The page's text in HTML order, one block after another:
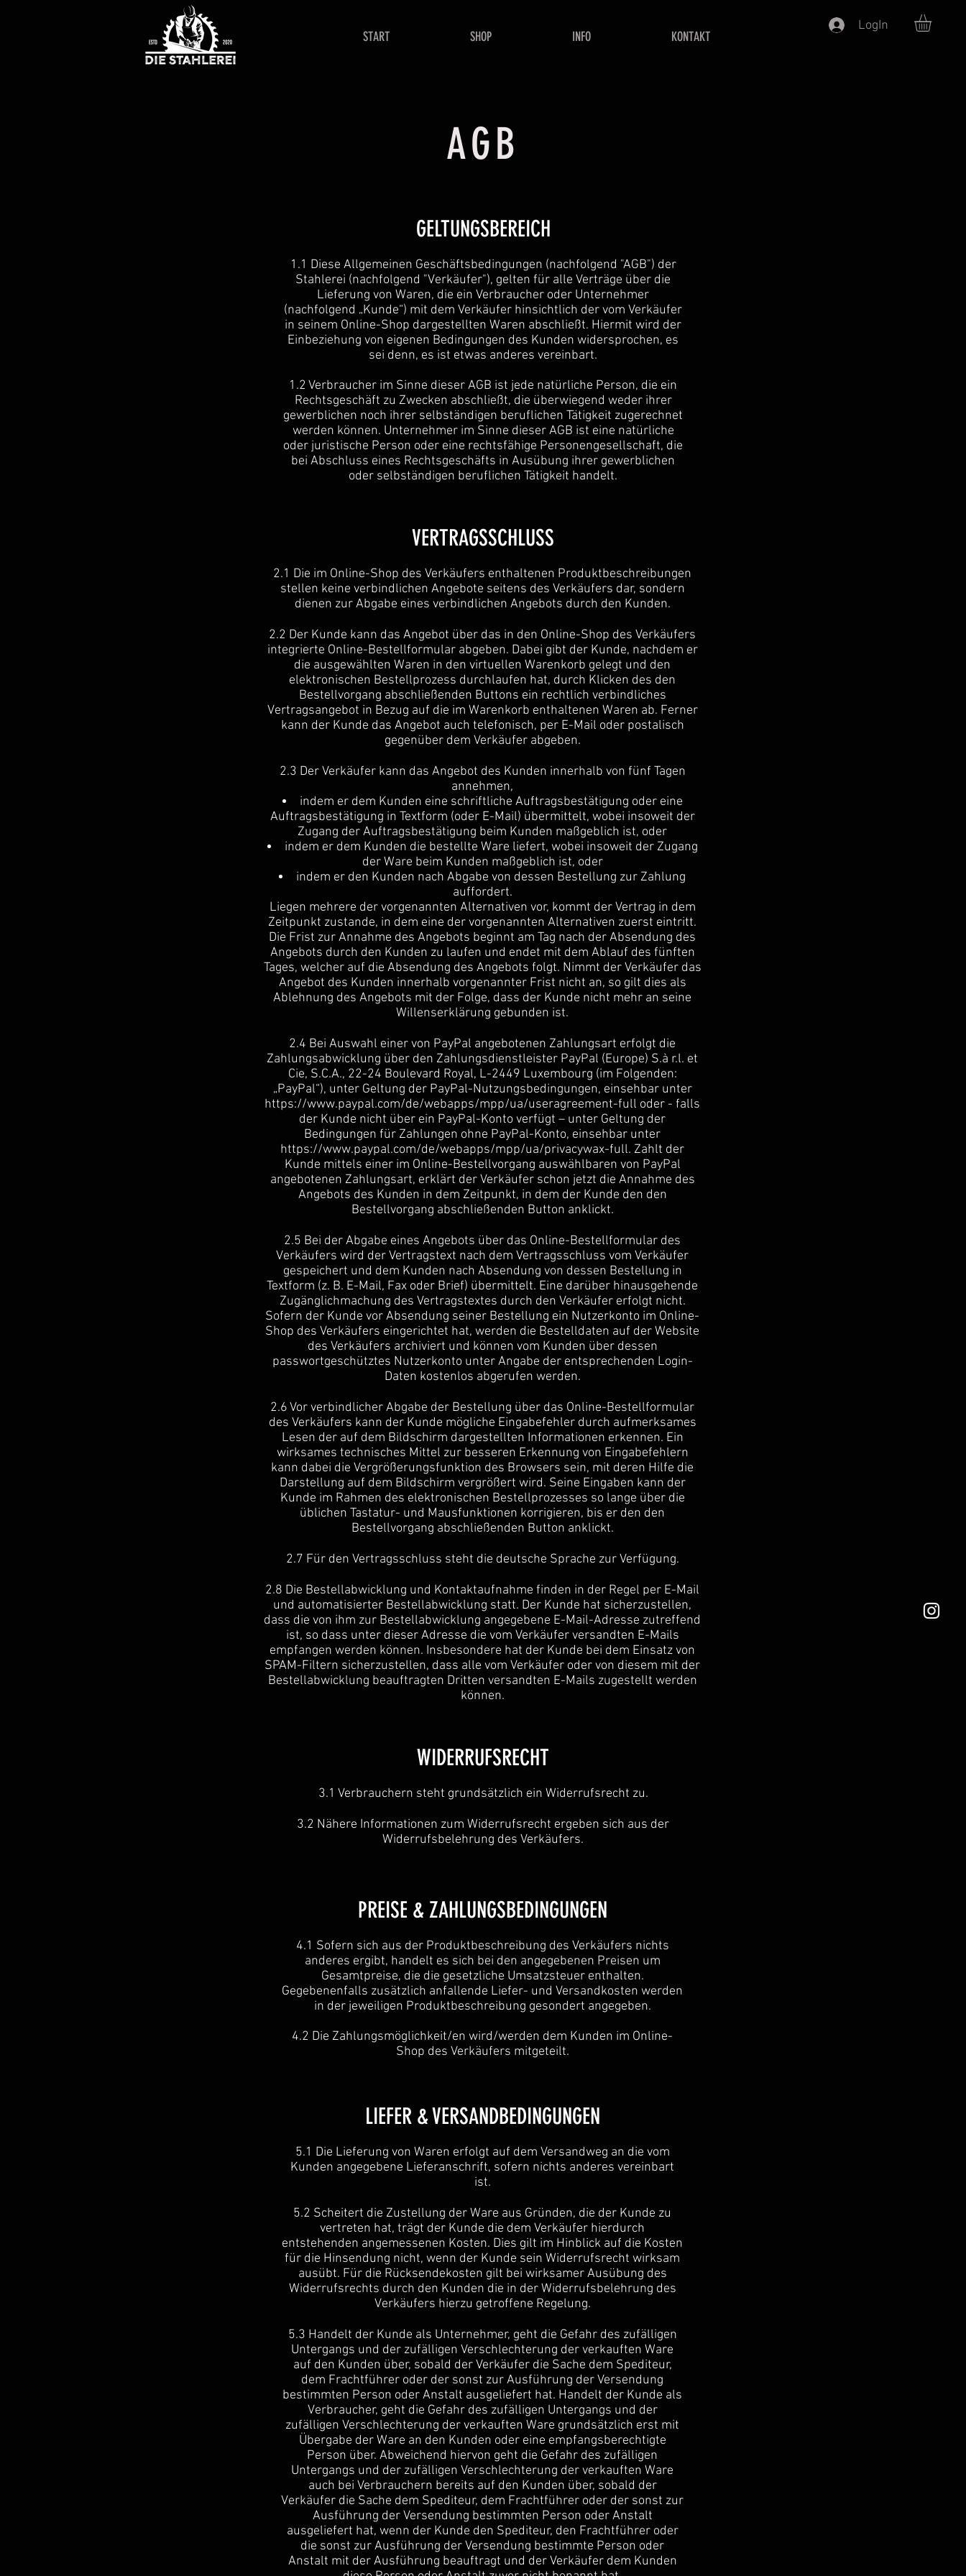
START SHOP INFO KONTAKT
LogIn
AGB
GELTUNGSBEREICH
1.1 Diese Allgemeinen Geschäftsbedingungen (nachfolgend "AGB") der
Stahlerei (nachfolgend "Verkäufer"), gelten für alle Verträge über die
Lieferung von Waren, die ein Verbraucher oder Unternehmer
(nachfolgend „Kunde“) mit dem Verkäufer hinsichtlich der vom Verkäufer
in seinem Online-Shop dargestellten Waren abschließt. Hiermit wird der
Einbeziehung von eigenen Bedingungen des Kunden widersprochen, es
sei denn, es ist etwas anderes vereinbart.
1.2 Verbraucher im Sinne dieser AGB ist jede natürliche Person, die ein
Rechtsgeschäft zu Zwecken abschließt, die überwiegend weder ihrer
gewerblichen noch ihrer selbständigen beruflichen Tätigkeit zugerechnet
werden können. Unternehmer im Sinne dieser AGB ist eine natürliche
oder juristische Person oder eine rechtsfähige Personengesellschaft, die
bei Abschluss eines Rechtsgeschäfts in Ausübung ihrer gewerblichen
oder selbständigen beruflichen Tätigkeit handelt.
VERTRAGSSCHLUSS
2.1 Die im Online-Shop des Verkäufers enthaltenen Produktbeschreibungen
stellen keine verbindlichen Angebote seitens des Verkäufers dar, sondern
dienen zur Abgabe eines verbindlichen Angebots durch den Kunden.
2.2 Der Kunde kann das Angebot über das in den Online-Shop des Verkäufers
integrierte Online-Bestellformular abgeben. Dabei gibt der Kunde, nachdem er
die ausgewählten Waren in den virtuellen Warenkorb gelegt und den
elektronischen Bestellprozess durchlaufen hat, durch Klicken des den
Bestellvorgang abschließenden Buttons ein rechtlich verbindliches
Vertragsangebot in Bezug auf die im Warenkorb enthaltenen Waren ab. Ferner
kann der Kunde das Angebot auch telefonisch, per E-Mail oder postalisch
gegenüber dem Verkäufer abgeben.
2.3 Der Verkäufer kann das Angebot des Kunden innerhalb von fünf Tagen
annehmen,
indem er dem Kunden eine schriftliche Auftragsbestätigung oder eine
Auftragsbestätigung in Textform (oder E-Mail) übermittelt, wobei insoweit der
Zugang der Auftragsbestätigung beim Kunden maßgeblich ist, oder
indem er dem Kunden die bestellte Ware liefert, wobei insoweit der Zugang
der Ware beim Kunden maßgeblich ist, oder
indem er den Kunden nach Abgabe von dessen Bestellung zur Zahlung
auffordert.
Liegen mehrere der vorgenannten Alternativen vor, kommt der Vertrag in dem
Zeitpunkt zustande, in dem eine der vorgenannten Alternativen zuerst eintritt.
Die Frist zur Annahme des Angebots beginnt am Tag nach der Absendung des
Angebots durch den Kunden zu laufen und endet mit dem Ablauf des fünften
Tages, welcher auf die Absendung des Angebots folgt. Nimmt der Verkäufer das
Angebot des Kunden innerhalb vorgenannter Frist nicht an, so gilt dies als
Ablehnung des Angebots mit der Folge, dass der Kunde nicht mehr an seine
Willenserklärung gebunden ist.
2.4 Bei Auswahl einer von PayPal angebotenen Zahlungsart erfolgt die
Zahlungsabwicklung über den Zahlungsdienstleister PayPal (Europe) S.à r.l. et
Cie, S.C.A., 22-24 Boulevard Royal, L-2449 Luxembourg (im Folgenden:
„PayPal“), unter Geltung der PayPal-Nutzungsbedingungen, einsehbar unter
https://www.paypal.com/de/webapps/mpp/ua/useragreement-full oder - falls
der Kunde nicht über ein PayPal-Konto verfügt – unter Geltung der
Bedingungen für Zahlungen ohne PayPal-Konto, einsehbar unter
https://www.paypal.com/de/webapps/mpp/ua/privacywax-full. Zahlt der
Kunde mittels einer im Online-Bestellvorgang auswählbaren von PayPal
angebotenen Zahlungsart, erklärt der Verkäufer schon jetzt die Annahme des
Angebots des Kunden in dem Zeitpunkt, in dem der Kunde den den
Bestellvorgang abschließenden Button anklickt.
2.5 Bei der Abgabe eines Angebots über das Online-Bestellformular des
Verkäufers wird der Vertragstext nach dem Vertragsschluss vom Verkäufer
gespeichert und dem Kunden nach Absendung von dessen Bestellung in
Textform (z. B. E-Mail, Fax oder Brief) übermittelt. Eine darüber hinausgehende
Zugänglichmachung des Vertragstextes durch den Verkäufer erfolgt nicht.
Sofern der Kunde vor Absendung seiner Bestellung ein Nutzerkonto im Online-
Shop des Verkäufers eingerichtet hat, werden die Bestelldaten auf der Website
des Verkäufers archiviert und können vom Kunden über dessen
passwortgeschütztes Nutzerkonto unter Angabe der entsprechenden Login-
Daten kostenlos abgerufen werden.
2.6 Vor verbindlicher Abgabe der Bestellung über das Online-Bestellformular
des Verkäufers kann der Kunde mögliche Eingabefehler durch aufmerksames
Lesen der auf dem Bildschirm dargestellten Informationen erkennen. Ein
wirksames technisches Mittel zur besseren Erkennung von Eingabefehlern
kann dabei die Vergrößerungsfunktion des Browsers sein, mit deren Hilfe die
Darstellung auf dem Bildschirm vergrößert wird. Seine Eingaben kann der
Kunde im Rahmen des elektronischen Bestellprozesses so lange über die
üblichen Tastatur- und Mausfunktionen korrigieren, bis er den den
Bestellvorgang abschließenden Button anklickt.
2.7 Für den Vertragsschluss steht die deutsche Sprache zur Verfügung.
2.8 Die Bestellabwicklung und Kontaktaufnahme finden in der Regel per E-Mail
und automatisierter Bestellabwicklung statt. Der Kunde hat sicherzustellen,
dass die von ihm zur Bestellabwicklung angegebene E-Mail-Adresse zutreffend
ist, so dass unter dieser Adresse die vom Verkäufer versandten E-Mails
empfangen werden können. Insbesondere hat der Kunde bei dem Einsatz von
SPAM-Filtern sicherzustellen, dass alle vom Verkäufer oder von diesem mit der
Bestellabwicklung beauftragten Dritten versandten E-Mails zugestellt werden
können.
WIDERRUFSRECHT
3.1 Verbrauchern steht grundsätzlich ein Widerrufsrecht zu.
3.2 Nähere Informationen zum Widerrufsrecht ergeben sich aus der
Widerrufsbelehrung des Verkäufers.
PREISE & ZAHLUNGSBEDINGUNGEN
4.1 Sofern sich aus der Produktbeschreibung des Verkäufers nichts
anderes ergibt, handelt es sich bei den angegebenen Preisen um
Gesamtpreise, die die gesetzliche Umsatzsteuer enthalten.
Gegebenenfalls zusätzlich anfallende Liefer- und Versandkosten werden
in der jeweiligen Produktbeschreibung gesondert angegeben.
4.2 Die Zahlungsmöglichkeit/en wird/werden dem Kunden im Online-
Shop des Verkäufers mitgeteilt.
LIEFER & VERSANDBEDINGUNGEN
5.1 Die Lieferung von Waren erfolgt auf dem Versandweg an die vom
Kunden angegebene Lieferanschrift, sofern nichts anderes vereinbart
ist.
5.2 Scheitert die Zustellung der Ware aus Gründen, die der Kunde zu
vertreten hat, trägt der Kunde die dem Verkäufer hierdurch
entstehenden angemessenen Kosten. Dies gilt im Hinblick auf die Kosten
für die Hinsendung nicht, wenn der Kunde sein Widerrufsrecht wirksam
ausübt. Für die Rücksendekosten gilt bei wirksamer Ausübung des
Widerrufsrechts durch den Kunden die in der Widerrufsbelehrung des
Verkäufers hierzu getroffene Regelung.
5.3 Handelt der Kunde als Unternehmer, geht die Gefahr des zufälligen
Untergangs und der zufälligen Verschlechterung der verkauften Ware
auf den Kunden über, sobald der Verkäufer die Sache dem Spediteur,
dem Frachtführer oder der sonst zur Ausführung der Versendung
bestimmten Person oder Anstalt ausgeliefert hat. Handelt der Kunde als
Verbraucher, geht die Gefahr des zufälligen Untergangs und der
zufälligen Verschlechterung der verkauften Ware grundsätzlich erst mit
Übergabe der Ware an den Kunden oder eine empfangsberechtigte
Person über. Abweichend hiervon geht die Gefahr des zufälligen
Untergangs und der zufälligen Verschlechterung der verkauften Ware
auch bei Verbrauchern bereits auf den Kunden über, sobald der
Verkäufer die Sache dem Spediteur, dem Frachtführer oder der sonst zur
Ausführung der Versendung bestimmten Person oder Anstalt
ausgeliefert hat, wenn der Kunde den Spediteur, den Frachtführer oder
die sonst zur Ausführung der Versendung bestimmte Person oder
Anstalt mit der Ausführung beauftragt und der Verkäufer dem Kunden